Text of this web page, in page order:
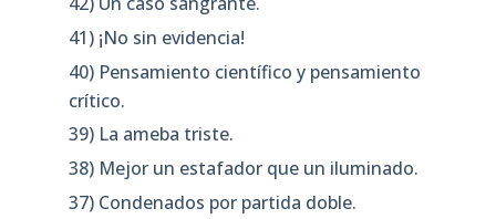
41) ¡No sin evidencia!
40) Pensamiento científico y pensamiento
crítico.
39) La ameba triste.
38) Mejor un estafador que un iluminado.
37) Condenados por partida doble.